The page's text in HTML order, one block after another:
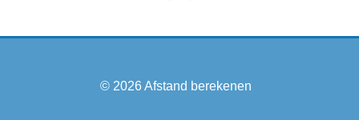
© 2026Afstand berekenen